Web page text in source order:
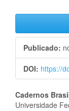
Barra
lateral
de
artigos
Publicado:
DOI: https://
Cadernos
Universidade